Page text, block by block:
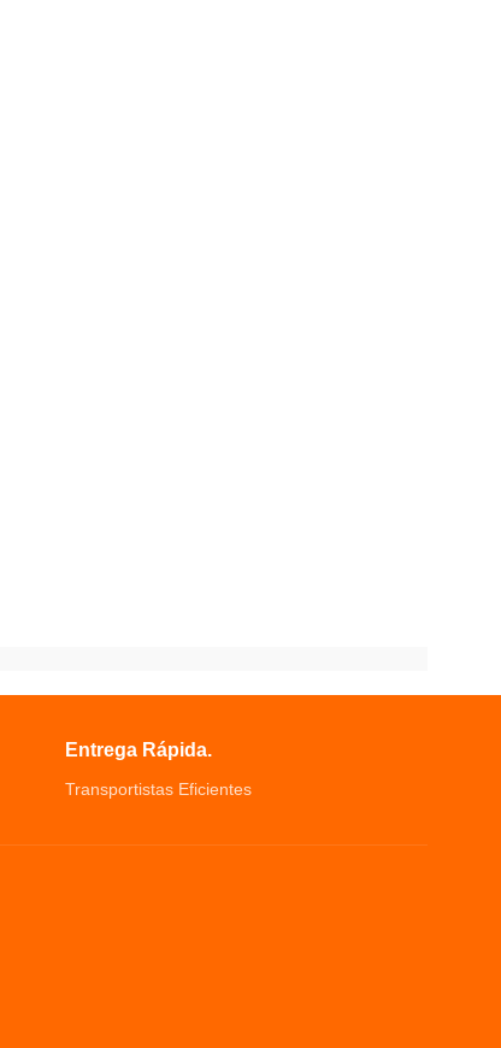
Entrega Rápida.
Transportistas Eficientes